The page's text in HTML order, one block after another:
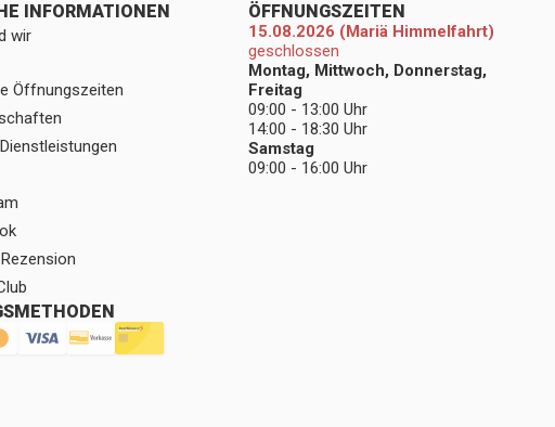
INFORMATIONEN
wir
Öffnungszeiten
ÖFFNUNGSZEITEN
15.08.2026 (Mariä Himmelfahrt)
geschlossen
Montag, Mittwoch, Donnerstag,
Freitag
09:00 - 13:00 Uhr
14:00 - 18:30 Uhr
Samstag
09:00 - 16:00 Uhr